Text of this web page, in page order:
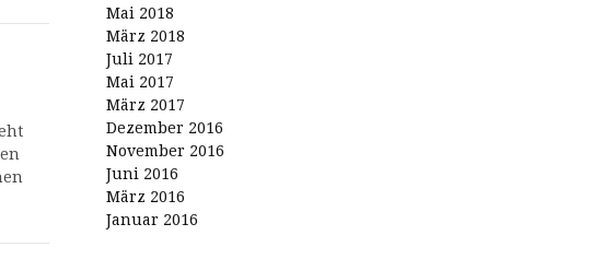
Mai 2018
März 2018
Juli 2017
Mai 2017
März 2017
Dezember 2016
November 2016
Juni 2016
März 2016
Januar 2016